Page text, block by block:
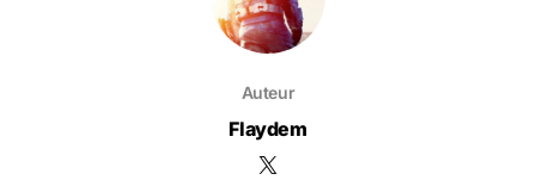
Auteur
Flaydem